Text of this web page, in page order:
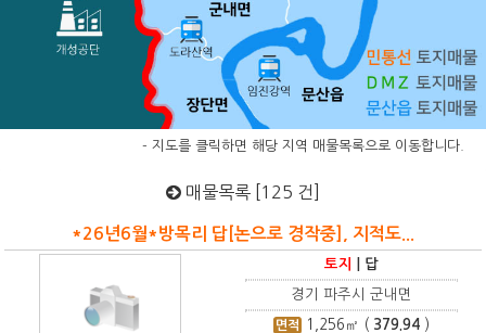
- 지도를 클릭하면 해당 지역 매물목록으로 이동합니다.
매물목록 [125 건]
*26년6월*방목리 답[논으로 경작중], 지적도...
토지 답
경기 파주시 군내면
면적 1,256 ㎡ ( 379.94 )